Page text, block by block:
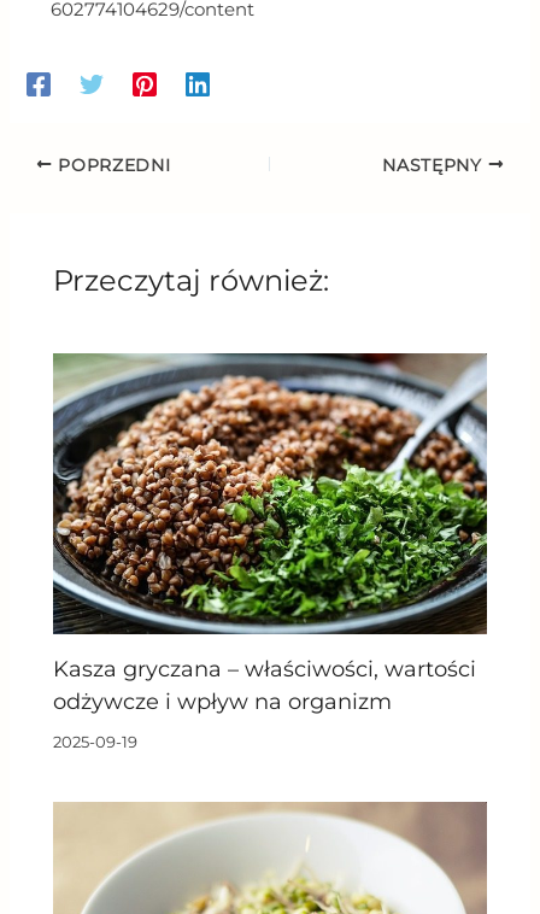
602774104629/content
POPRZEDNI NASTĘPNY
Przeczytaj również:
Kasza gryczana – właściwości, wartości
odżywcze i wpływ na organizm
2025-09-19